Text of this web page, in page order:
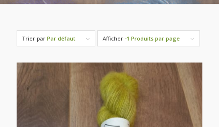
Trier par Par défaut Afficher -1 Produits par page